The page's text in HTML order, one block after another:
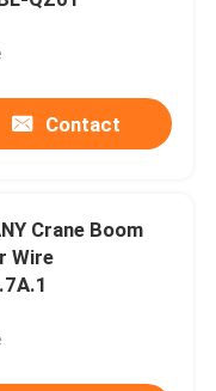
Contact
Crane Boom
Wire